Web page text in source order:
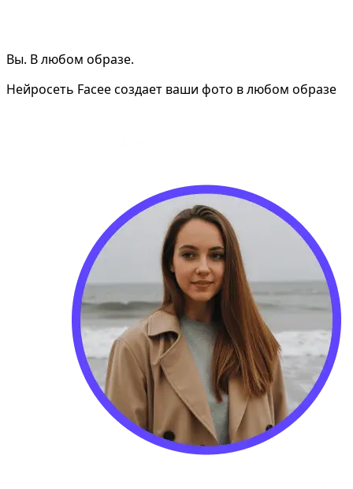
Вы. В любом образе.
Нейросеть Facee создает ваши фото в любом образе